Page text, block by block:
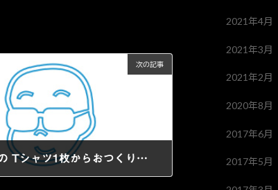
次の記事
オリジナルの Tシャツ1枚からおつくりいたします☆
2021年4月
2021年3月
2021年2月
2020年8月
2017年6月
2017年5月